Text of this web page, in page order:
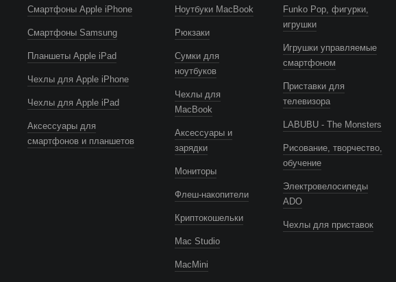
Смартфоны Apple iPhone
Смартфоны Samsung
Планшеты Apple iPad
Чехлы для Apple iPhone
Чехлы для Apple iPad
Аксессуары для
смартфонов и планшетов
Ноутбуки MacBook
Рюкзаки
Сумки для
ноутбуков
Чехлы для
MacBook
Аксессуары и
зарядки
Мониторы
Флеш-накопители
Криптокошельки
Mac Studio
MacMini
Funko Pop, фигурки,
игрушки
Игрушки управляемые
смартфоном
Приставки для
телевизора
LABUBU - The Monsters
Рисование, творчество,
обучение
Электровелосипеды
ADO
Чехлы для приставок